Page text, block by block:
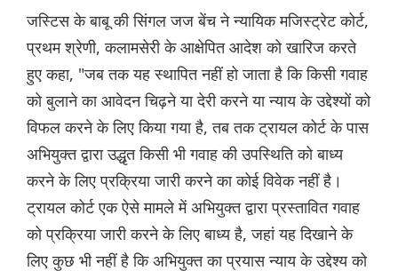
जस्टिस के बाबू की सिंगल जज बेंच ने न्यायिक मजिस्ट्रेट कोर्ट,
प्रथम श्रेणी, कलामसेरी के आक्षेपित आदेश को खारिज करते
हुए कहा, "जब तक यह स्थापित नहीं हो जाता है कि किसी गवाह
को बुलाने का आवेदन चिढ़ने या देरी करने या न्याय के उद्देश्यों को
विफल करने के लिए किया गया है, तब तक ट्रायल कोर्ट के पास
अभियुक्त द्वारा उद्धृत किसी भी गवाह की उपस्थिति को बाध्य
करने के लिए प्रक्रिया जारी करने का कोई विवेक नहीं है।
ट्रायल कोर्ट एक ऐसे मामले में अभियुक्त द्वारा प्रस्तावित गवाह
को प्रक्रिया जारी करने के लिए बाध्य है, जहां यह दिखाने के
लिए कुछ भी नहीं है कि अभियुक्त का प्रयास न्याय के उद्देश्य को